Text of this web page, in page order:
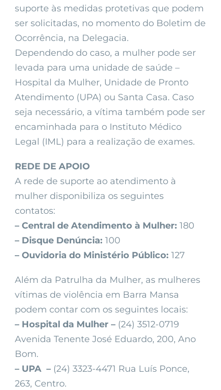
suporte às medidas protetivas que podem
ser solicitadas, no momento do Boletim de
Ocorrência, na Delegacia.
Dependendo do caso, a mulher pode ser
levada para uma unidade de saúde –
Hospital da Mulher, Unidade de Pronto
Atendimento (UPA) ou Santa Casa. Caso
seja necessário, a vítima também pode ser
encaminhada para o Instituto Médico
Legal (IML) para a realização de exames.
REDE DE APOIO
A rede de suporte ao atendimento à
mulher disponibiliza os seguintes
contatos:
– Central de Atendimento à Mulher: 180
– Disque Denúncia: 100
– Ouvidoria do Ministério Público: 127
Além da Patrulha da Mulher, as mulheres
vítimas de violência em Barra Mansa
podem contar com os seguintes locais:
– Hospital da Mulher – (24) 3512-0719
Avenida Tenente José Eduardo, 200, Ano
Bom.
– UPA – (24) 3323-4471 Rua Luís Ponce,
263, Centro.